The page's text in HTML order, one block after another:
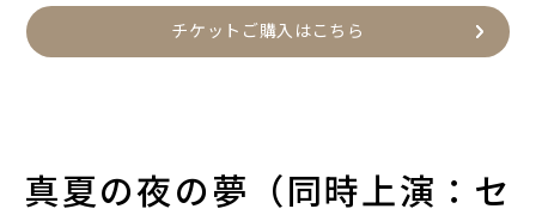
チケットご購入はこちら
真夏の夜の夢（同時上演：セ